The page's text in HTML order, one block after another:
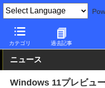
カテゴリ 過去記事
PC Watch ソフトウェア/アプリ
ニュース
Windows 11プレビュ